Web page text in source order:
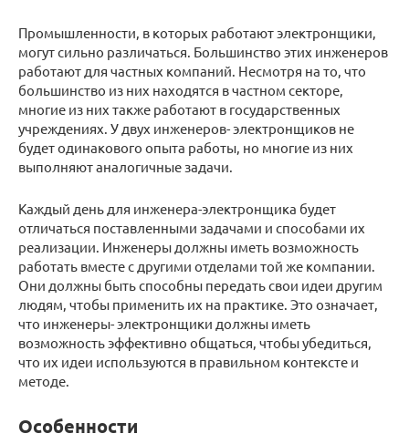
Промышленности, в которых работают электронщики,
могут сильно различаться. Большинство этих инженеров
работают для частных компаний. Несмотря на то, что
большинство из них находятся в частном секторе,
многие из них также работают в государственных
учреждениях. У двух инженеров- электронщиков не
будет одинакового опыта работы, но многие из них
выполняют аналогичные задачи.
Каждый день для инженера-электронщика будет
отличаться поставленными задачами и способами их
реализации. Инженеры должны иметь возможность
работать вместе с другими отделами той же компании.
Они должны быть способны передать свои идеи другим
людям, чтобы применить их на практике. Это означает,
что инженеры- электронщики должны иметь
возможность эффективно общаться, чтобы убедиться,
что их идеи используются в правильном контексте и
методе.
Особенности